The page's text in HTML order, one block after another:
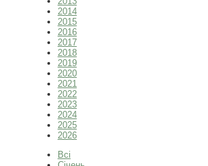
2014
2015
2016
2017
2018
2019
2020
2021
2022
2023
2024
2025
2026
Всі